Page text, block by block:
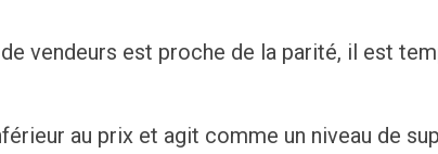
vendeurs est proche de la parité, il est
au prix et agit comme un niveau de